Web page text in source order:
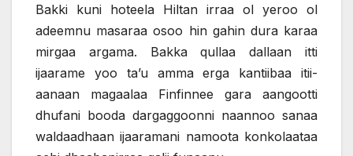
Bakki kuni hoteela Hiltan irraa ol yeroo ol
adeemnu masaraa osoo hin gahin dura karaa
mirgaa argama. Bakka qullaa dallaan itti
ijaarame yoo ta’u amma erga kantiibaa itii-
aanaan magaalaa Finfinnee gara aangootti
dhufani booda dargaggoonni naannoo sanaa
waldaadhaan ijaaramani namoota konkolaataa